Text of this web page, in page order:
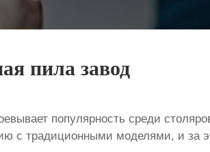
пила завод
популярность среди
с традиционными моделями, и за